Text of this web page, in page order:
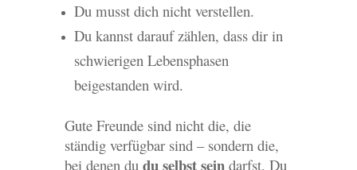
Du musst dich nicht verstellen.
Du kannst darauf zählen, dass dir in
schwierigen Lebensphasen
beigestanden wird.
Gute Freunde sind nicht die, die
ständig verfügbar sind – sondern die,
bei denen du du selbst seindarfst. Du